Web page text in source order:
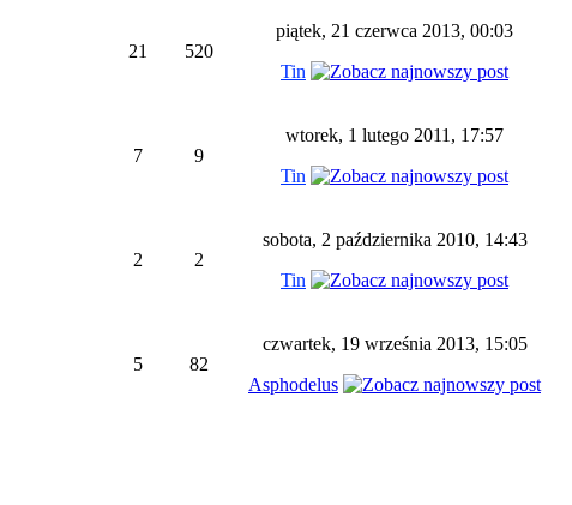
21 520
piątek, 21 czerwca 2013, 00:03
Tin
7 9
wtorek, 1 lutego 2011, 17:57
Tin
2 2
sobota, 2 października 2010, 14:43
Tin
5 82
czwartek, 19 września 2013, 15:05
Asphodelus